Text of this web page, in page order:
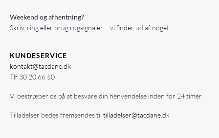
Weekend og afhentning?
Skriv, ring eller brug røgsignaler – vi finder ud af noget.
KUNDESERVICE
kontakt@tacdane.dk
Tlf 30 20 66 50
Vi bestræber os på at besvare din henvendelse inden for 24 timer.
Tilladelser bedes fremsendes til tilladelser@tacdane.dk